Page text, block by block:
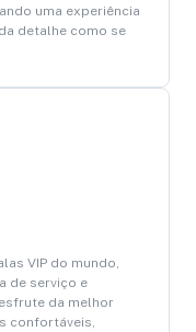
uma experiência
detalhe como se
VIP do mundo,
de serviço e
da melhor
confortáveis,